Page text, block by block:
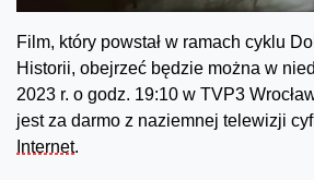
Film, który powstał w ramach cyklu
Historii, obejrzeć będzie można w
2023 r. o godz. 19:10 w TVP3
jest za darmo z naziemnej telewizji
Internet.